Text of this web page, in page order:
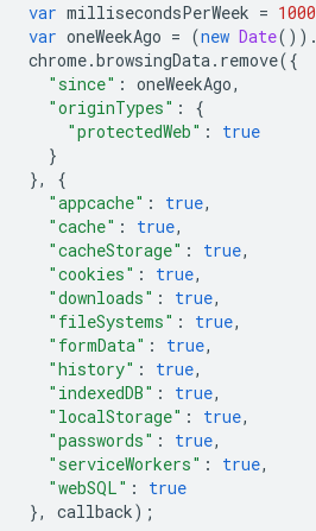
var millisecondsPerWeek = 1000
var oneWeekAgo = (new Date()).
chrome.browsingData. remove({
"since" : oneWeekAgo,
"originTypes" :
{
"protectedWeb" :
true
}
},
{
"appcache" : true,
"cache" : true,
"cacheStorage" : true,
"cookies" : true,
"downloads" : true,
"fileSystems" : true,
"formData" : true,
"history" : true,
"indexedDB" : true,
"localStorage" : true,
"passwords" : true,
"serviceWorkers" : true,
"webSQL" :
true
},
callback);